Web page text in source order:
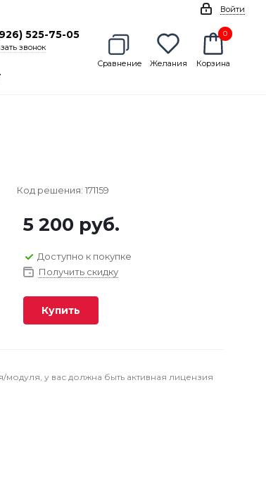
Войти
Сравнение Желания Корзина
0
0
525-75-05
звонок
Код решения: 171159
5 200 руб.
Доступно к покупке
Получить скидку
Купить
у вас должна быть активная лицензия